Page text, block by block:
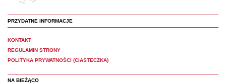
PRZYDATNE INFORMACJE
KONTAKT
REGULAMIN STRONY
POLITYKA PRYWATNOŚCI (CIASTECZKA)
NA BIEŻĄCO